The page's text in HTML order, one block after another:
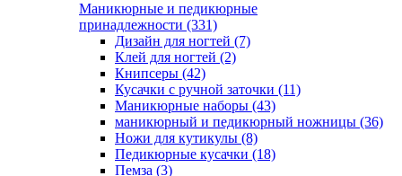
Маникюрные и педикюрные
принадлежности (331)
Дизайн для ногтей (7)
Клей для ногтей (2)
Книпсеры (42)
Кусачки с ручной заточки (11)
Маникюрные наборы (43)
маникюрный и педикюрный ножницы (36)
Ножи для кутикулы (8)
Педикюрные кусачки (18)
Пемза (3)